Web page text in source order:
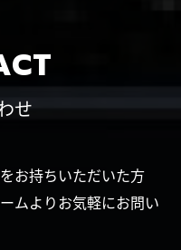
せ
お持ちいただいた方
ムよりお気軽にお問い